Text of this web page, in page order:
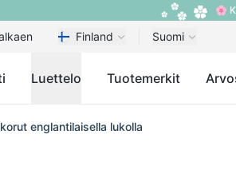
🌸
Finland Suomi
Luettelo Tuotemerkit
englantilaisella lukolla